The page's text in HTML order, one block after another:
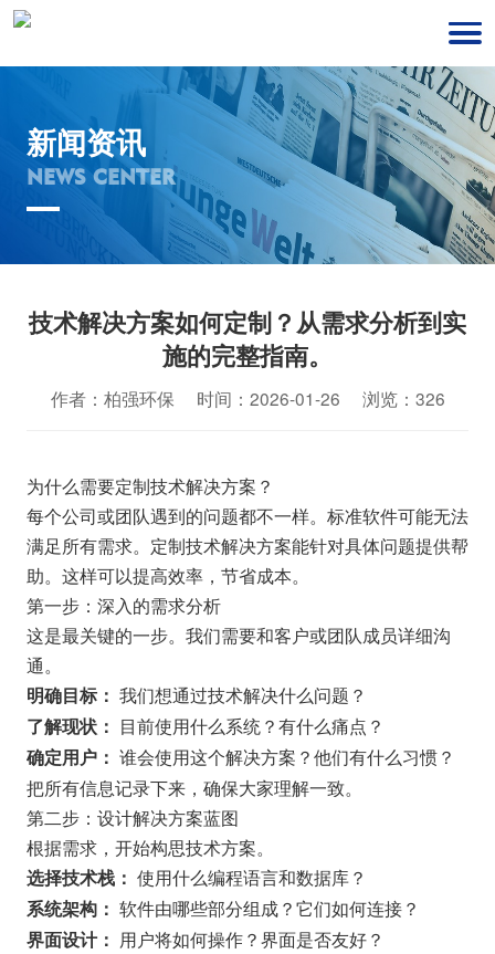
新闻资讯
NEWS CENTER
技术解决方案如何定制？从需求分析到实
施的完整指南。
作者：柏强环保 时间：2026-01-26 浏览：326
为什么需要定制技术解决方案？
每个公司或团队遇到的问题都不一样。标准软件可能无法
满足所有需求。定制技术解决方案能针对具体问题提供帮
助。这样可以提高效率，节省成本。
第一步：深入的需求分析
这是最关键的一步。我们需要和客户或团队成员详细沟
通。
明确目标： 我们想通过技术解决什么问题？
了解现状： 目前使用什么系统？有什么痛点？
确定用户： 谁会使用这个解决方案？他们有什么习惯？
把所有信息记录下来，确保大家理解一致。
第二步：设计解决方案蓝图
根据需求，开始构思技术方案。
选择技术栈： 使用什么编程语言和数据库？
系统架构： 软件由哪些部分组成？它们如何连接？
界面设计： 用户将如何操作？界面是否友好？